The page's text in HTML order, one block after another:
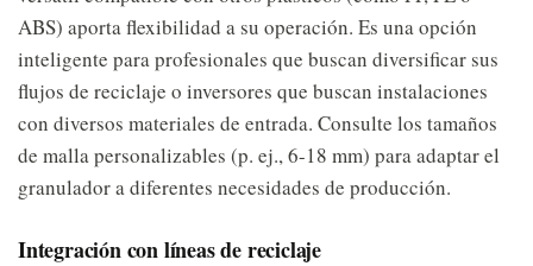
ABS) aporta flexibilidad a su operación. Es una opción
inteligente para profesionales que buscan diversificar sus
flujos de reciclaje o inversores que buscan instalaciones
con diversos materiales de entrada. Consulte los tamaños
de malla personalizables (p. ej., 6-18 mm) para adaptar el
granulador a diferentes necesidades de producción.
Integración con líneas de reciclaje